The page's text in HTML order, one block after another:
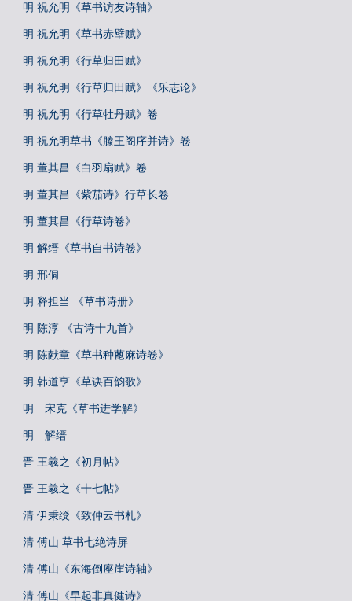
明 祝允明《草书访友诗轴》
明 祝允明《草书赤壁赋》
明 祝允明《行草归田赋》
明 祝允明《行草归田赋》《乐志论》
明 祝允明《行草牡丹赋》卷
明 祝允明草书《滕王阁序并诗》卷
明 董其昌《白羽扇赋》卷
明 董其昌《紫茄诗》行草长卷
明 董其昌《行草诗卷》
明 解缙《草书自书诗卷》
明 邢侗
明 释担当 《草书诗册》
明 陈淳 《古诗十九首》
明 陈献章《草书种蓖麻诗卷》
明 韩道亨《草诀百韵歌》
明 宋克《草书进学解》
明 解缙
晋 王羲之《初月帖》
晋 王羲之《十七帖》
清 伊秉绶《致仲云书札》
清 傅山 草书七绝诗屏
清 傅山《东海倒座崖诗轴》
清 傅山《早起非真健诗》